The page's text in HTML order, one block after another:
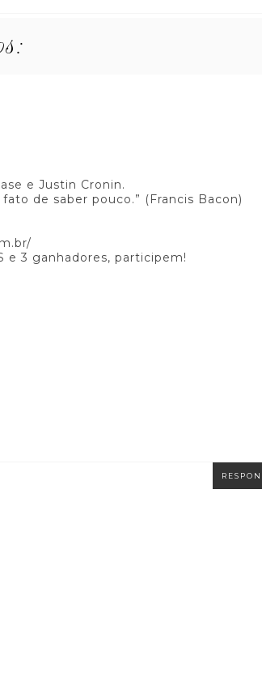
e Justin Cronin.
de saber pouco.” (Francis Bacon)
e 3 ganhadores, participem!